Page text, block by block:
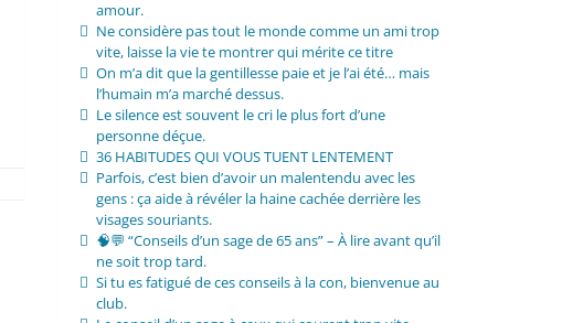
amour.
Ne considère pas tout le monde comme un ami trop
vite, laisse la vie te montrer qui mérite ce titre
On m’a dit que la gentillesse paie et je l’ai été… mais
l’humain m’a marché dessus.
Le silence est souvent le cri le plus fort d’une
personne déçue.
36 HABITUDES QUI VOUS TUENT LENTEMENT
Parfois, c’est bien d’avoir un malentendu avec les
gens : ça aide à révéler la haine cachée derrière les
visages souriants.
🧠💬 “Conseils d’un sage de 65 ans” – À lire avant qu’il
ne soit trop tard.
Si tu es fatigué de ces conseils à la con, bienvenue au
club.